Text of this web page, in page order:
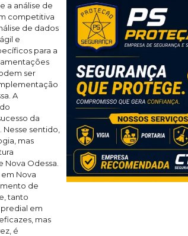
a análise de
competitiva
de dados
e
para a
ser
A
da
sentido,
mas
Odessa.
Nova
de
tanto
em
mas
é